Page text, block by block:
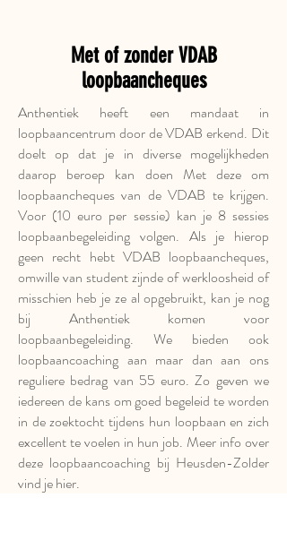
Met of zonder VDAB
loopbaancheques
Anthentiek heeft een mandaat in
loopbaancentrum door de VDAB erkend. Dit
doelt op dat je in diverse mogelijkheden
daarop beroep kan doen Met deze om
loopbaancheques van de VDAB te krijgen.
Voor (10 euro per sessie) kan je 8 sessies
loopbaanbegeleiding volgen. Als je hierop
geen recht hebt VDAB loopbaancheques,
omwille van student zijnde of werkloosheid of
misschien heb je ze al opgebruikt, kan je nog
bij Anthentiek komen voor
loopbaanbegeleiding. We bieden ook
loopbaancoaching aan maar dan aan ons
reguliere bedrag van 55 euro. Zo geven we
iedereen de kans om goed begeleid te worden
in de zoektocht tijdens hun loopbaan en zich
excellent te voelen in hun job. Meer info over
deze loopbaancoaching bij Heusden-Zolder
vind je hier.